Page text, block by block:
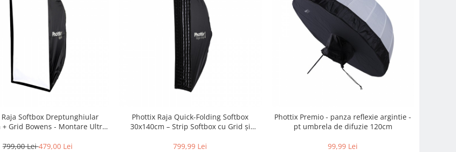
Raja Softbox Dreptunghiular
+ Grid Bowens - Montare Ultra-
799,00 Lei479,00 Lei
Phottix Raja Quick-Folding Softbox
30x140cm – Strip Softbox cu Grid și
799,99 Lei
Phottix Premio - panza reflexie argintie -
pt umbrela de difuzie 120cm
99,99 Lei